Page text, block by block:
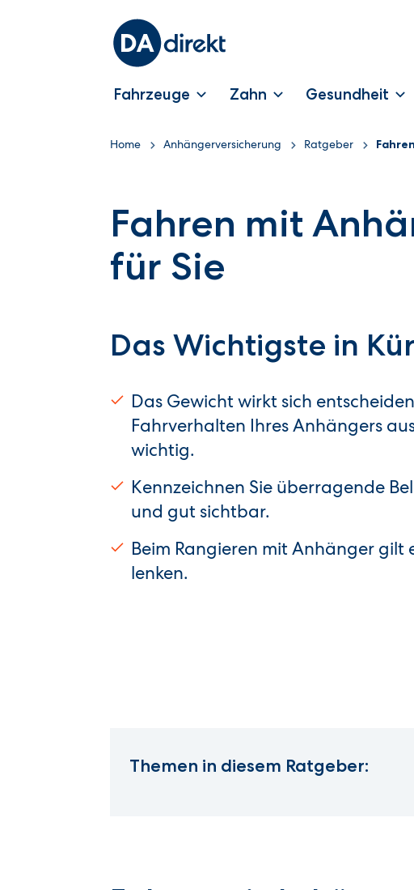
Fahrzeuge Zahn Gesundheit
Home Anhängerversicherung Ratgeber
Fahren mit
für Sie
Das Wichtigste in
Das Gewicht wirkt sich
Fahrverhalten Ihres Anhängers
wichtig.
Kennzeichnen Sie überragende
und gut sichtbar.
Beim Rangieren mit Anhänger gilt
lenken.
Themen in diesem Ratgeber: